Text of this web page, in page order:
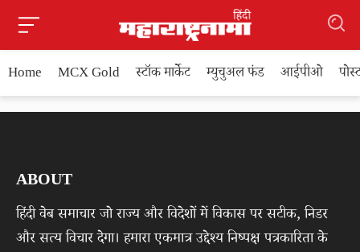
Home MCX Gold स्टॉक मार्केट म्युचुअल फंड आईपीओ
ABOUT
हिंदी वेब समाचार जो राज्य और विदेशों में विकास पर सटीक, निडर
और सत्य विचार देगा। हमारा एकमात्र उद्देश्य निष्पक्ष पत्रकारिता के